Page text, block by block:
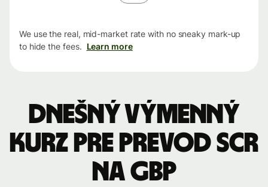
We use the real, mid-market rate with no sneaky mark-up
to hide the fees. Learn more
Dnešný výmenný
kurz pre prevod SCR
na GBP